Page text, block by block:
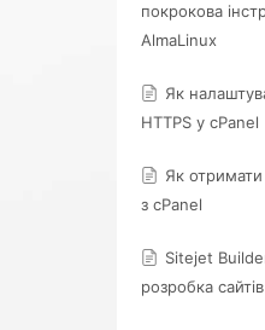
покрокова
AlmaLinux
Як
HTTPS у cPanel
Як отримати
з cPanel
Sitejet
розробка